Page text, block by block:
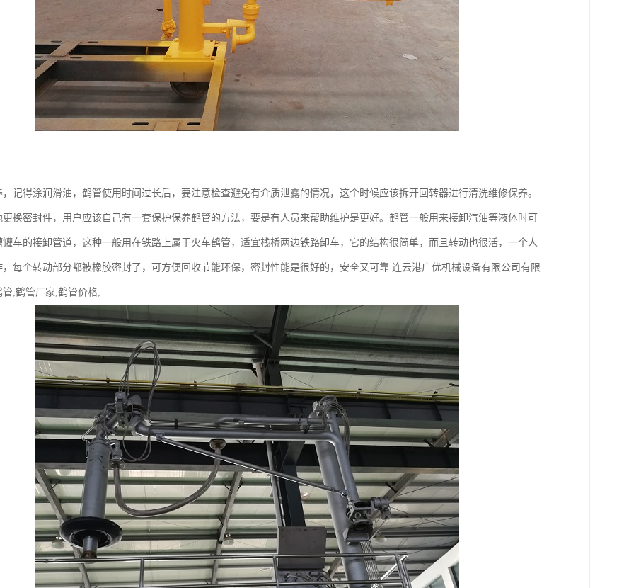
，记得涂润滑油，鹤管使用时间过长后，要注意检查避免有介质泄露的情况，这个时候应该拆开回转器进行清洗维修保养。
换密封件，用户应该自己有一套保护保养鹤管的方法，要是有人员来帮助维护是更好。鹤管一般用来接卸汽油等液体时可
罐车的接卸管道，这种一般用在铁路上属于火车鹤管，适宜栈桥两边铁路卸车，它的结构很简单，而且转动也很活，一个人
，每个转动部分都被橡胶密封了，可方便回收节能环保，密封性能是很好的，安全又可靠 连云港广优机械设备有限公司有限
管,鹤管厂家,鹤管价格,